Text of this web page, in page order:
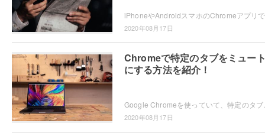
2020年08月17日
Chromeで特定のタブをミュー
にする方法を紹介！
2020年08月17日